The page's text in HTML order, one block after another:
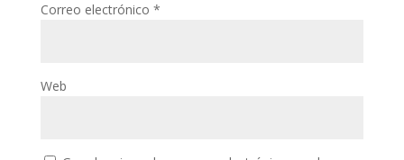
Correo electrónico *
Web